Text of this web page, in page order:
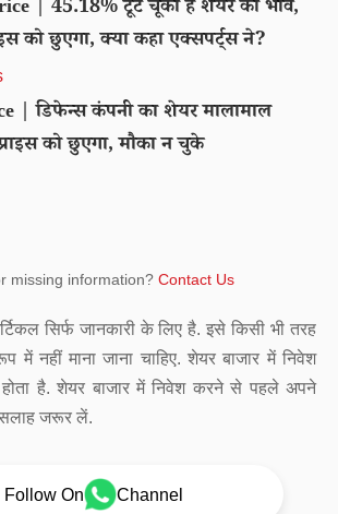
| 45.18% टूट चूका है शेयर का भाव,
को छुएगा, क्या कहा एक्सपर्ट्स ने?
| डिफेन्स कंपनी का शेयर मालामाल
को छुएगा, मौका न चुके
missing information? Contact Us
सिर्फ जानकारी के लिए है. इसे किसी भी तरह
नहीं माना जाना चाहिए. शेयर बाजार में निवेश
होता है. शेयर बाजार में निवेश करने से पहले अपने
सलाह जरूर लें.
Follow On Channel